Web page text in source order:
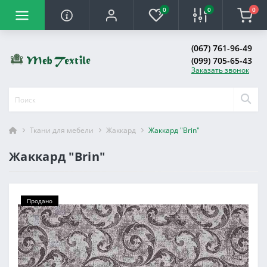
0 0 0
(067) 761-96-49
(099) 705-65-43
Заказать звонок
Ткани для мебели Жаккард Жаккард "Brin"
Жаккард "Brin"
Продано